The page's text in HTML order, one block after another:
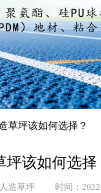
草坪该如何选择？
坪该如何选择
造草坪 时间：